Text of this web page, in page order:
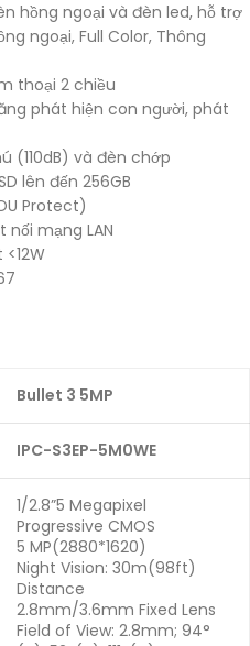
hồng ngoại và đèn led, hỗ trợ
ngoại, Full Color, Thông
thoại 2 chiều
phát hiện con người, phát
(110dB) và đèn chớp
lên đến 256GB
Protect)
nối mạng LAN
<12W
Bullet 3 5MP
IPC-S3EP-5M0WE
1/2.8”5 Megapixel
Progressive CMOS
5 MP(2880*1620)
Night Vision: 30m(98ft)
Distance
2.8mm/3.6mm Fixed Lens
Field of View: 2.8mm; 94°